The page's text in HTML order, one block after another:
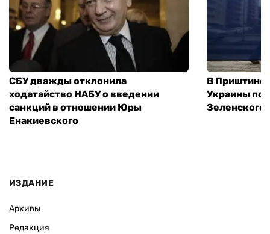
СБУ дважды отклонила
ходатайство НАБУ о введении
санкций в отношении Юры
Енакиевского
В Приштине
Украины
Зеленского
ИЗДАНИЕ
Архивы
Редакция